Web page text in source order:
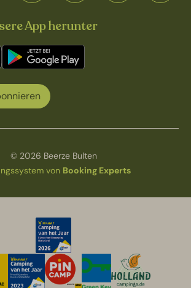
App herunter
© 2026 Beerze Bulten
von Booking Experts